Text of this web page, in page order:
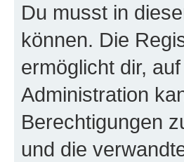
Du musst in
können. Die
ermöglicht dir,
Administration
Berechtigungen
und die